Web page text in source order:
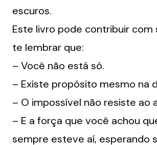
escuros.
Este livro pode contribuir com
te lembrar que:
– Você não está só.
– ⁠Existe propósito mesmo na
– ⁠O impossível não resiste ao
– ⁠E a força que você achou
sempre esteve aí, esperando